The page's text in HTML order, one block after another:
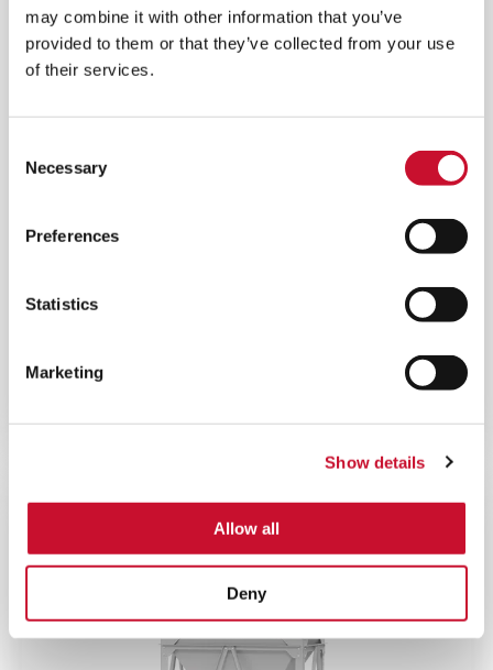
may combine it with other information that you’ve
provided to them or that they’ve collected from your use
of their services.
Selection
Necessary
Preferences
Statistics
Marketing
Show details
Allow all
Deny